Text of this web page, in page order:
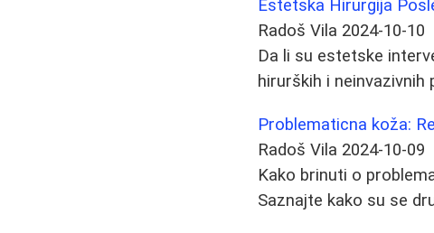
Estetska Hirurgija
Radoš Vila 2024-10-10
Da li su estetske
hirurških i
Problematicna koža:
Radoš Vila 2024-10-09
Kako brinuti o
Saznajte kako su se